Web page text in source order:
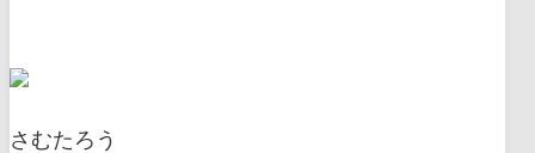
さむたろう